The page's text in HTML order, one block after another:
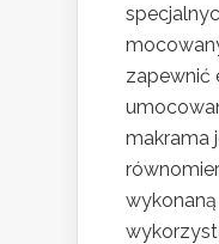
zapewnić
makrama